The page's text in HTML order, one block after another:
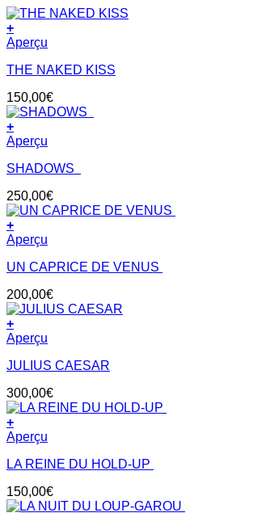
+
Aperçu
THE NAKED KISS
150,00€
+
Aperçu
SHADOWS
250,00€
+
Aperçu
UN CAPRICE DE VENUS
200,00€
+
Aperçu
JULIUS CAESAR
300,00€
+
Aperçu
LA REINE DU HOLD-UP
150,00€